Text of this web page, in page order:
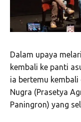
Dalam upaya
kembali ke panti
ia bertemu
Nugra (Prasetya
Paningron) yang